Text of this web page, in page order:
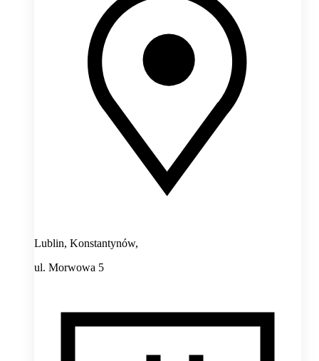
Lublin, Konstantynów,
ul. Morwowa 5